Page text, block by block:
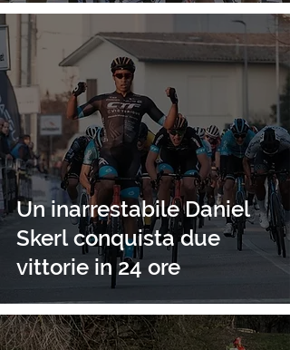
Un inarrestabile Daniel
Skerl conquista due
vittorie in 24 ore